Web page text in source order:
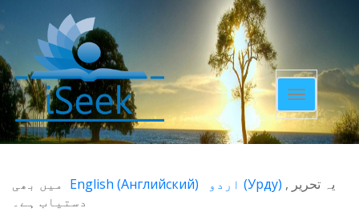
Toggle
navigation
یہ تحریر (Урду)
English (Английский)
میں بھی
دستیاب ہے۔